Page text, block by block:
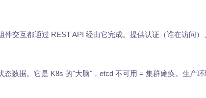
件交互都通过 REST API 经由它完成。提供认证（谁在访问
态数据。它是 K8s 的"大脑"，etcd 不可用 = 集群瘫痪。生产